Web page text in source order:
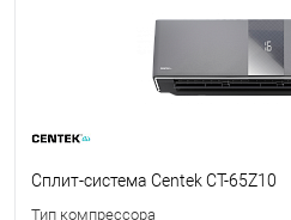
Сплит-система Centek CT-65Z10
Тип компрессора